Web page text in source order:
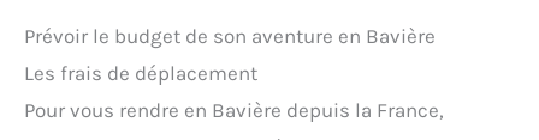
Prévoir le budget de son aventure en Bavière
Les frais de déplacement
Pour vous rendre en Bavière depuis la France,